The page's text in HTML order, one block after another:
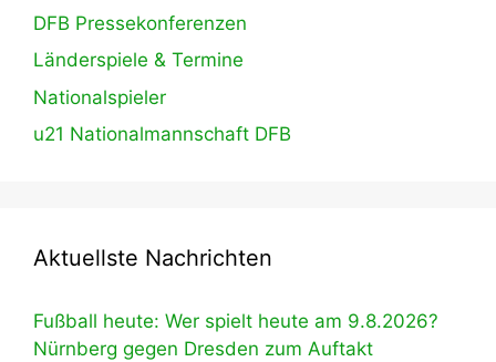
DFB Pressekonferenzen
Länderspiele & Termine
Nationalspieler
u21 Nationalmannschaft DFB
Aktuellste Nachrichten
Fußball heute: Wer spielt heute am 9.8.2026?
Nürnberg gegen Dresden zum Auftakt